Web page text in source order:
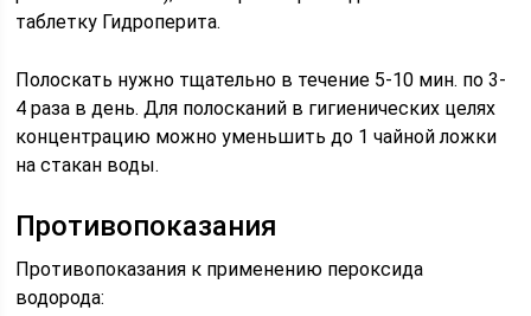
таблетку Гидроперита.
Полоскать нужно тщательно в течение 5-10 мин. по 3-
4 раза в день. Для полосканий в гигиенических целях
концентрацию можно уменьшить до 1 чайной ложки
на стакан воды.
Противопоказания
Противопоказания к применению пероксида
водорода: